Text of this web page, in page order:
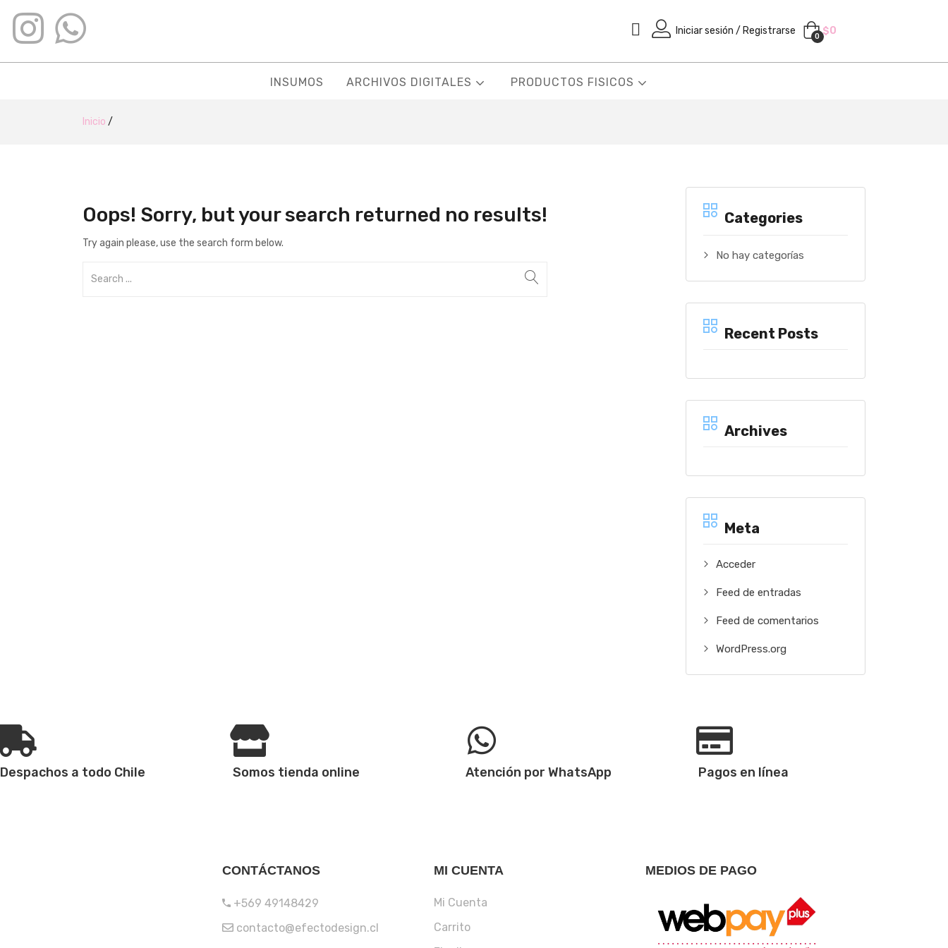
Iniciar sesión / Registrarse 0 $0
INSUMOS ARCHIVOS DIGITALES PRODUCTOS FISICOS
Inicio /
Categories
No hay categorías
Recent Posts
Archives
Meta
Acceder
Feed de entradas
Feed de comentarios
WordPress.org
Oops! Sorry, but your search returned no results!
Try again please, use the search form below.
Despachos a todo Chile Somos tienda online Atención por WhatsApp Pagos en línea
CONTÁCTANOS
+569 49148429
contacto@efectodesign.cl
MI CUENTA
Mi Cuenta
Carrito
MEDIOS DE PAGO